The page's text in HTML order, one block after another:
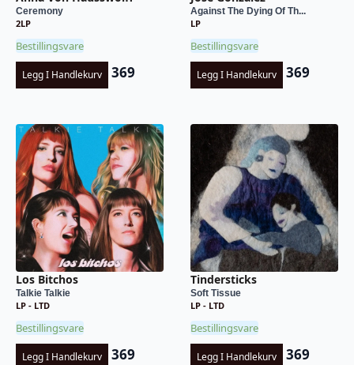
Ceremony
2LP
Bestillingsvare
Legg I Handlekurv 369
Against The Dying Of Th...
LP
Bestillingsvare
Legg I Handlekurv 369
Los Bitchos
Talkie Talkie
LP - LTD
Bestillingsvare
Legg I Handlekurv 369
Tindersticks
Soft Tissue
LP - LTD
Bestillingsvare
Legg I Handlekurv 369